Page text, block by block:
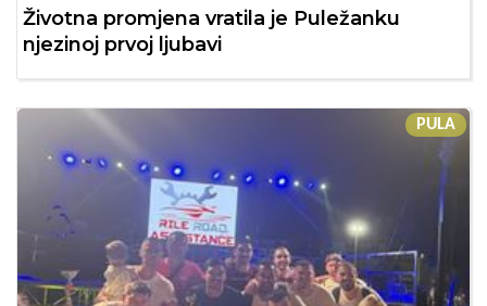
Životna promjena vratila je Puležanku
njezinoj prvoj ljubavi
PULA